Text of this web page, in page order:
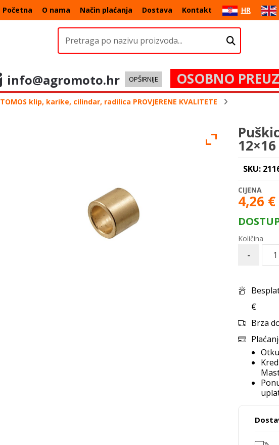
Početna O nama Način plaćanja Dostava Kontakt HR
info@agromoto.hr OPŠIRNIJE OSOBNO
TOMOS klip, karike, cilindar, radilica PROVJERENE KVALITETE
12×16
SKU:
4,26 €
-
€
Brza